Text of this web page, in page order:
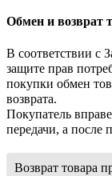
Обмен и возврат
В соответствии с
защите прав
покупки обмен
возврата.
Покупатель
передачи, а после
Возврат товара